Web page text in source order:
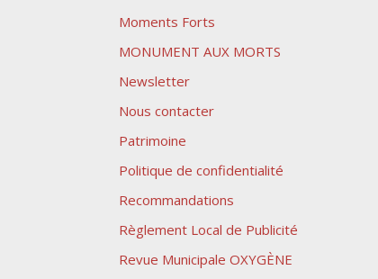
Moments Forts
MONUMENT AUX MORTS
Newsletter
Nous contacter
Patrimoine
Politique de confidentialité
Recommandations
Règlement Local de Publicité
Revue Municipale OXYGÈNE